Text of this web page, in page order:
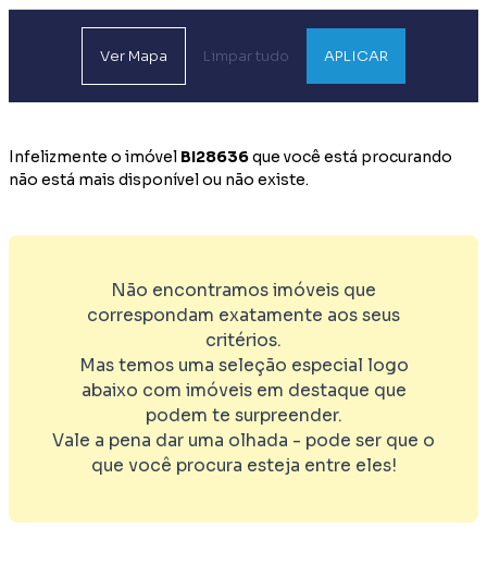
Ver Mapa Limpar tudo APLICAR
Infelizmente o imóvel BI28636que você está procurando
não está mais disponível ou não existe.
Não encontramos imóveis que
correspondam exatamente aos seus
critérios.
Mas temos uma seleção especial logo
abaixo com imóveis em destaque que
podem te surpreender.
Vale a pena dar uma olhada - pode ser que o
que você procura esteja entre eles!